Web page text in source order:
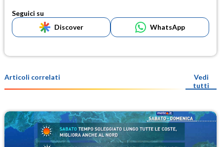
Seguici su
Discover
WhatsApp
Articoli correlati
Vedi
tutti